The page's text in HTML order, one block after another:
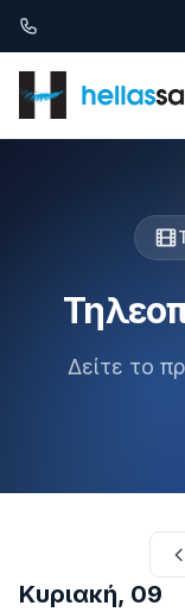
Μετάβαση στο
Δείτε το
Κυριακή, 09